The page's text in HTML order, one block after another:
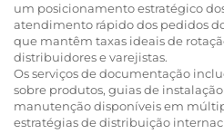
um posicionamento estratégico
atendimento rápido dos pedidos
que mantêm taxas ideais de
distribuidores e varejistas.
Os serviços de documentação
sobre produtos, guias de
manutenção disponíveis em
estratégias de distribuição